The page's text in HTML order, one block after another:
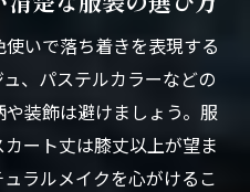
いで落ち着きを表現する
、パステルカラーなどの
装飾は避けましょう。服
ート丈は膝丈以上が望ま
ラルメイクを心がけるこ